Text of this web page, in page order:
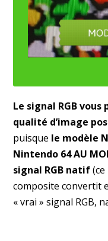
Le signal RGB
qualité d’image
puisque le modèle
Nintendo 64 AU
signal RGB natif(ce
composite convertit
« vrai » signal RGB,